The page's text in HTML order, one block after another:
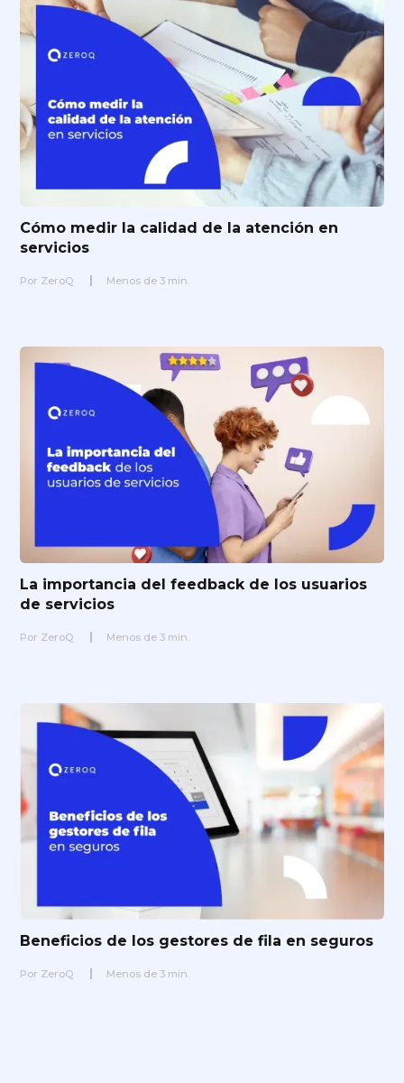
Cómo medir la calidad de la atención en
servicios
Por ZeroQ Menos de 3 min.
La importancia del feedback de los usuarios
de servicios
Por ZeroQ Menos de 3 min.
Beneficios de los gestores de fila en seguros
Por ZeroQ Menos de 3 min.